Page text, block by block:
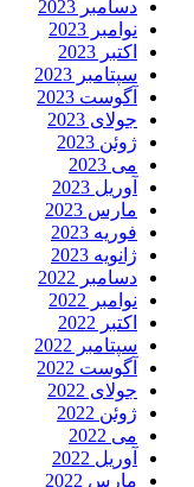
دسامبر 2023
نوامبر 2023
اکتبر 2023
سپتامبر 2023
آگوست 2023
جولای 2023
ژوئن 2023
می 2023
آوریل 2023
مارس 2023
فوریه 2023
ژانویه 2023
دسامبر 2022
نوامبر 2022
اکتبر 2022
سپتامبر 2022
آگوست 2022
جولای 2022
ژوئن 2022
می 2022
آوریل 2022
مارس 2022